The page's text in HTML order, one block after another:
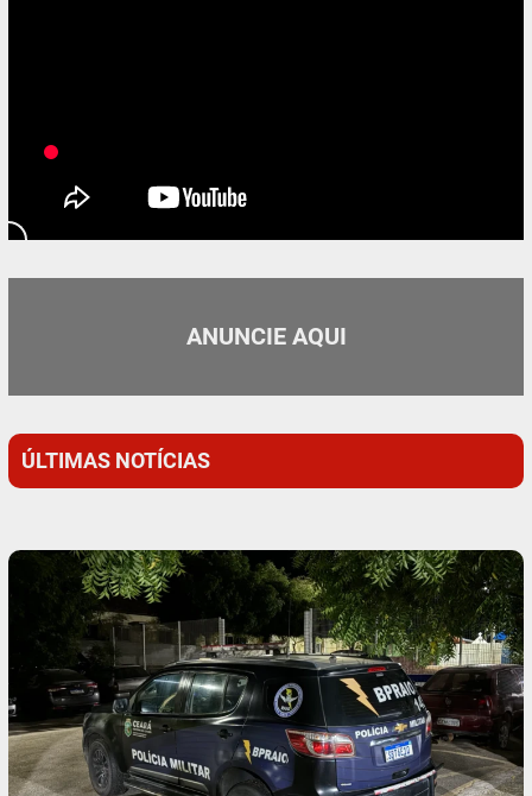
ANUNCIE AQUI
ÚLTIMAS NOTÍCIAS